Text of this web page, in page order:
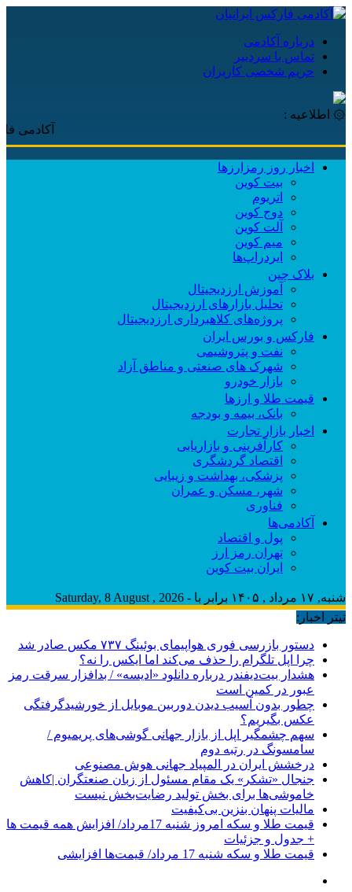
درباره آکادمی
تماس با سردبیر
حریم شخصی کاربران
۞ اطلاعیه :
آکادمی فارکس
اخبار روز رمزارزها
بیت کوین
اتریوم
دوج کوین
آلت کوین
میم کوین‌
ایردراپ‌ها
بلاک چین
آموزش ارزدیجیتال
تحلیل بازارهای ارزدیجیتال
پروژه‌های کلاهبرداری ارزدیجیتال
فارکس و بورس ایران
نفت و پتروشیمی
شهرک های صنعتی و مناطق آزاد
بازار خودرو
قیمت طلا و ارزها
بانک، بیمه و بودجه
اخبار بازار تجارت
کارآفرینی و بازاریابی
اقتصاد گردشگری
پزشکی، بهداشت و زیبایی
شهر، مسکن و عمران
فناوری
آکادمی‌ها
پول و اقتصاد
تهران رمز ارز
ایران بیت کوین
شنبه, ۱۷ مرداد , ۱۴۰۵ برابر با - Saturday, 8 August , 2026
تیتر اخبار:
دستور بازرسی فوری هواپیمای بوئینگ ۷۳۷ مکس صادر شد
چرا اپل تلگرام را حذف می‌کند اما ایکس را نه؟
هشدار بیت‌دیفندر درباره دانلود «ادیسه» / بدافزار سرقت رمز
عبور در کمین است
چطور بدون آسیب دیدن دوربین موبایل از خورشیدگرفتگی
عکس بگیریم؟
سهم چشمگیر اپل از بازار جهانی گوشی‌های پریمیوم /
سامسونگ در رتبه دوم
درخشش ایران در المپیاد جهانی هوش مصنوعی
جنجال «تشکر» یک مقام مسئول از زبان صنعتگران |کاهش
خاموشی‌ها برای بخش تولید رضایت‌بخش نیست
مالیات پنهان بنزین بی‌کیفیت
قیمت طلا و سکه امروز شنبه 17مرداد/ افزایش همه قیمت ها
+ جدول و جزئیات
قیمت طلا و سکه شنبه 17 مرداد/ قیمت‌ها افزایشی